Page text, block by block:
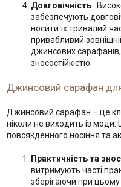
Довговічність:
забезпечують
носити їх тривалий
привабливий
джинсових
зносостійкістю.
Джинсовий сарафан
Джинсовий сарафан – це
ніколи не виходить із моди.
повсякденного носіння та
Практичність та
витримують часті
зберігаючи при цьому